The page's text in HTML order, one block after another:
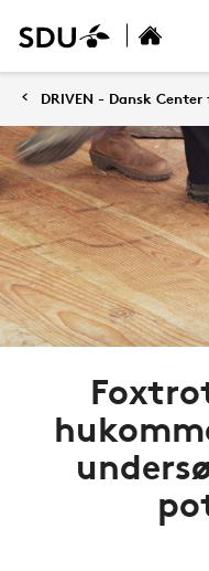
DRIVEN - Dansk